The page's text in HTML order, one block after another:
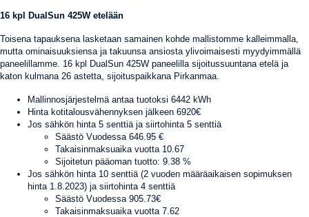
16 kpl DualSun 425W etelään
Toisena tapauksena lasketaan samainen kohde mallistomme kalleimmalla,
mutta ominaisuuksiensa ja takuunsa ansiosta ylivoimaisesti myydyimmällä
paneelillamme. 16 kpl DualSun 425W paneelilla sijoitussuuntana etelä ja
katon kulmana 26 astetta, sijoituspaikkana Pirkanmaa.
Mallinnosjärjestelmä antaa tuotoksi 6442 kWh
Hinta kotitalousvähennyksen jälkeen 6920€
Jos sähkön hinta 5 senttiä ja siirtohinta 5 senttiä
Säästö Vuodessa 646.95 €
Takaisinmaksuaika vuotta 10.67
Sijoitetun pääoman tuotto: 9.38 %
Jos sähkön hinta 10 senttiä (2 vuoden määräaikaisen sopimuksen
hinta 1.8.2023) ja siirtohinta 4 senttiä
Säästö Vuodessa905.73€
Takaisinmaksuaika vuotta7.62